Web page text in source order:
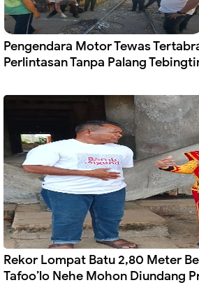
Pengendara Motor Tewas
Perlintasan Tanpa Palang
Rekor Lompat Batu 2,80 Meter
Tafoo’lo Nehe Mohon Diundang